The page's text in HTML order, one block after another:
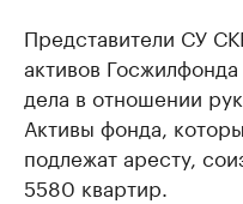
Представители СУ
активов
дела в отношении
Активы фонда,
подлежат аресту,
5580 квартир.